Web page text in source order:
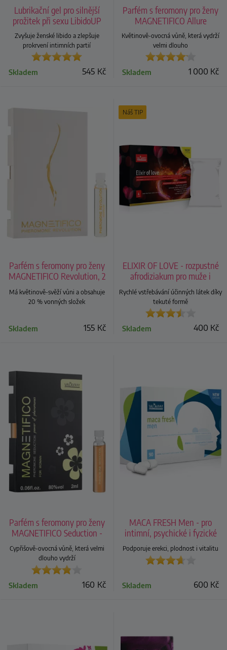
Lubrikační gel pro silnější
prožitek při sexu LibidoUP
Zvyšuje ženské libido a zlepšuje
prokrvení intimních partií
545 Kč
Skladem
Parfém s feromony pro ženy
MAGNETIFICO Allure
Květinově-ovocná vůně, která vydrží
velmi dlouho
1 000 Kč
Skladem
Parfém s feromony pro ženy
MAGNETIFICO Revolution, 2
ml
Má květinově-svěží vůni a obsahuje
20 % vonných složek
155 Kč
Skladem
Náš TIP
ELIXIR OF LOVE - rozpustné
afrodiziakum pro muže i
ženy
Rychlé vstřebávání účinných látek díky
tekuté formě
400 Kč
Skladem
Parfém s feromony pro ženy
MAGNETIFICO Seduction -
VZOREK
Cypřišově-ovocná vůně, která velmi
dlouho vydrží
160 Kč
Skladem
MACA FRESH Men - pro
intimní, psychické i fyzické
zdraví mužů
Podporuje erekci, plodnost i vitalitu
600 Kč
Skladem